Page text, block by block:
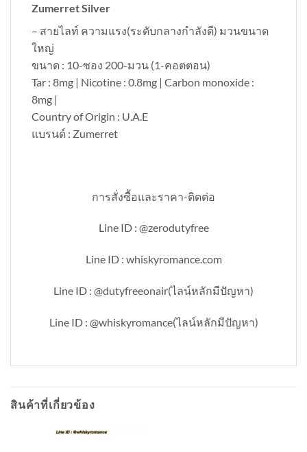
Zumerret Silver
– สายไลท์ ความแรง(ระดับกลางกำลังดี) มวนขนาด
ใหญ่
ขนาด : 10-ซอง 200-มวน (1-คอตตอน)
Tar : 8mg | Nicotine : 0.8mg | Carbon monoxide :
8mg |
Country of Origin : U.A.E
แบรนด์ : Zumerret
การสั่งซื้อและราคา-ติดต่อ
Line ID : @zerodutyfree
Line ID : whiskyromance.com
Line ID : @dutyfreeonair(ไลน์หลักมีปัญหา)
Line ID : @whiskyromance(ไลน์หลักมีปัญหา)
สินค้าที่เกี่ยวข้อง